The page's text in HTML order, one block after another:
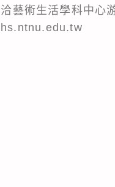
藝術生活學科中心